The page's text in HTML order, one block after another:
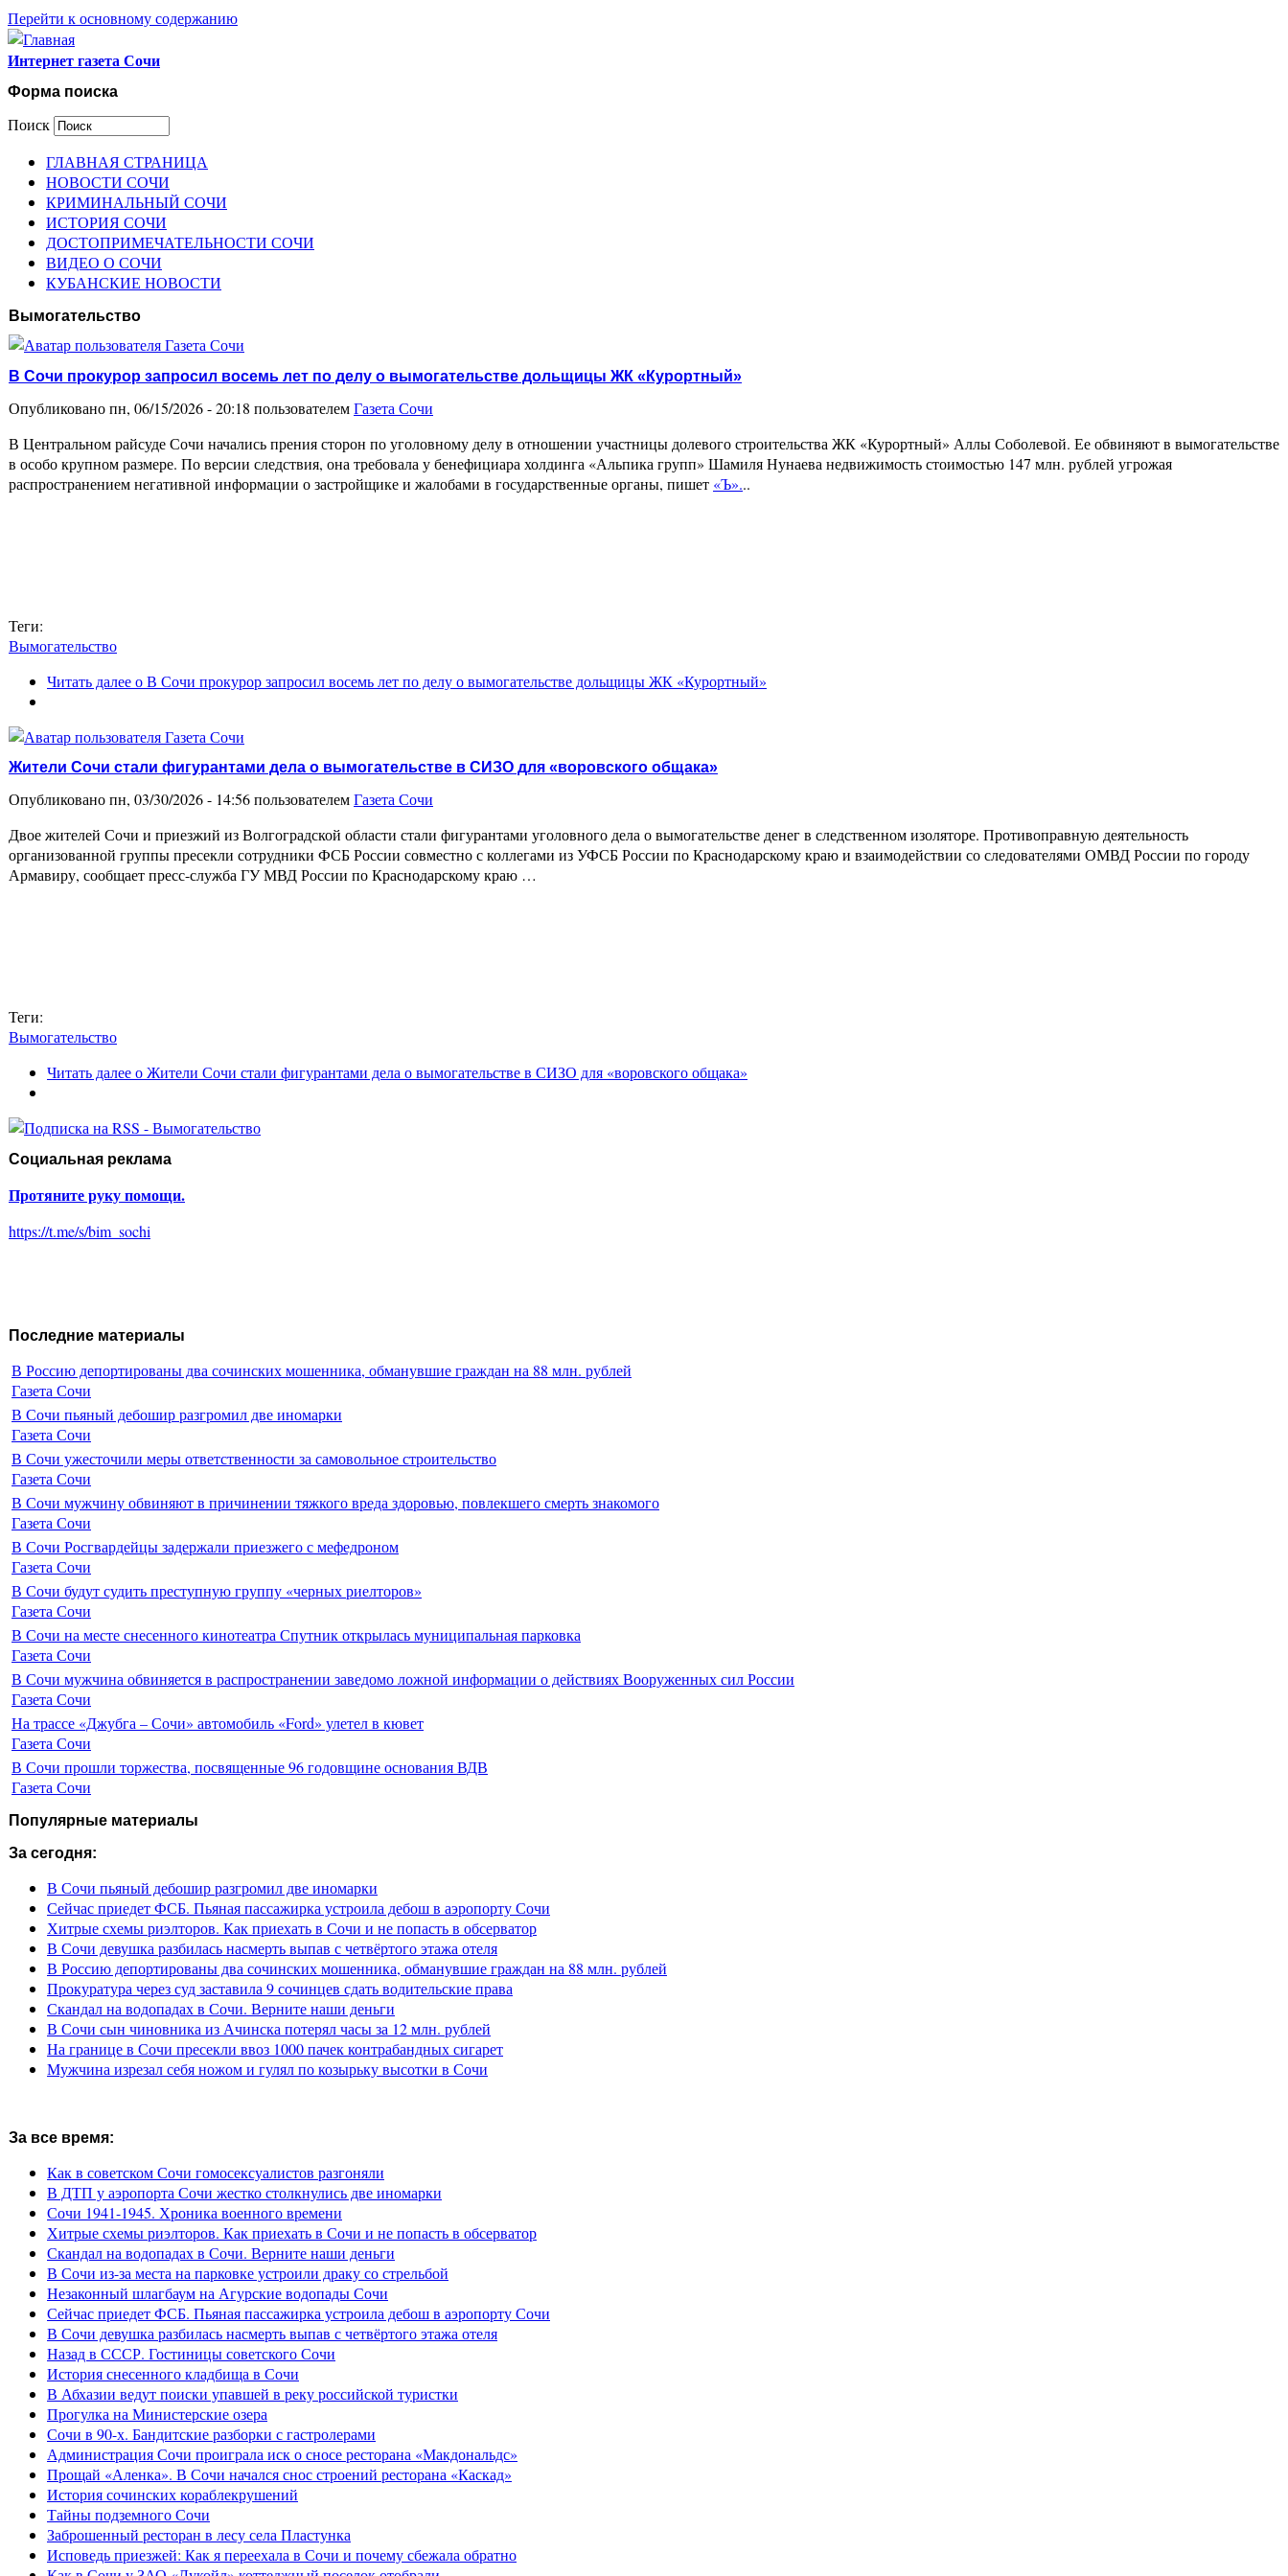
Перейти к основному содержанию
Интернет газета Сочи
Форма поиска
Поиск
ГЛАВНАЯ СТРАНИЦА
НОВОСТИ СОЧИ
КРИМИНАЛЬНЫЙ СОЧИ
ИСТОРИЯ СОЧИ
ДОСТОПРИМЕЧАТЕЛЬНОСТИ СОЧИ
ВИДЕО О СОЧИ
КУБАНСКИЕ НОВОСТИ
Вымогательство
В Сочи прокурор запросил восемь лет по делу о вымогательстве дольщицы ЖК «Курортный»
Опубликовано пн, 06/15/2026 - 20:18 пользователемГазета Сочи
В Центральном райсуде Сочи начались прения сторон по уголовному делу в отношении участницы долевого строительства ЖК «Курортный» Аллы Соболевой. Ее обвиняют в вымогательстве
в особо крупном размере. По версии следствия, она требовала у бенефициара холдинга «Альпика групп» Шамиля Нунаева недвижимость стоимостью 147 млн. рублей угрожая
распространением негативной информации о застройщике и жалобами в государственные органы, пишет «Ъ»...
Теги:
Вымогательство
Читать далеео В Сочи прокурор запросил восемь лет по делу о вымогательстве дольщицы ЖК «Курортный»
Жители Сочи стали фигурантами дела о вымогательстве в СИЗО для «воровского общака»
Опубликовано пн, 03/30/2026 - 14:56 пользователемГазета Сочи
Двое жителей Сочи и приезжий из Волгоградской области стали фигурантами уголовного дела о вымогательстве денег в следственном изоляторе. Противоправную деятельность
организованной группы пресекли сотрудники ФСБ России совместно с коллегами из УФСБ России по Краснодарскому краю и взаимодействии со следователями ОМВД России по городу
Армавиру, сообщает пресс-служба ГУ МВД России по Краснодарскому краю …
Теги:
Вымогательство
Читать далеео Жители Сочи стали фигурантами дела о вымогательстве в СИЗО для «воровского общака»
Социальная реклама
Протяните руку помощи.
https://t.me/s/bim_sochi
Последние материалы
В Россию депортированы два сочинских мошенника, обманувшие граждан на 88 млн. рублей
Газета Сочи
В Сочи пьяный дебошир разгромил две иномарки
Газета Сочи
В Сочи ужесточили меры ответственности за самовольное строительство
Газета Сочи
В Сочи мужчину обвиняют в причинении тяжкого вреда здоровью, повлекшего смерть знакомого
Газета Сочи
В Сочи Росгвардейцы задержали приезжего с мефедроном
Газета Сочи
В Сочи будут судить преступную группу «черных риелторов»
Газета Сочи
В Сочи на месте снесенного кинотеатра Спутник открылась муниципальная парковка
Газета Сочи
В Сочи мужчина обвиняется в распространении заведомо ложной информации о действиях Вооруженных сил России
Газета Сочи
На трассе «Джубга – Сочи» автомобиль «Ford» улетел в кювет
Газета Сочи
В Сочи прошли торжества, посвященные 96 годовщине основания ВДВ
Газета Сочи
Популярные материалы
За сегодня:
В Сочи пьяный дебошир разгромил две иномарки
Сейчас приедет ФСБ. Пьяная пассажирка устроила дебош в аэропорту Сочи
Хитрые схемы риэлторов. Как приехать в Сочи и не попасть в обсерватор
В Сочи девушка разбилась насмерть выпав с четвёртого этажа отеля
В Россию депортированы два сочинских мошенника, обманувшие граждан на 88 млн. рублей
Прокуратура через суд заставила 9 сочинцев сдать водительские права
Скандал на водопадах в Сочи. Верните наши деньги
В Сочи сын чиновника из Ачинска потерял часы за 12 млн. рублей
На границе в Сочи пресекли ввоз 1000 пачек контрабандных сигарет
Мужчина изрезал себя ножом и гулял по козырьку высотки в Сочи
За все время:
Как в советском Сочи гомосексуалистов разгоняли
В ДТП у аэропорта Сочи жестко столкнулись две иномарки
Сочи 1941-1945. Хроника военного времени
Хитрые схемы риэлторов. Как приехать в Сочи и не попасть в обсерватор
Скандал на водопадах в Сочи. Верните наши деньги
В Сочи из-за места на парковке устроили драку со стрельбой
Незаконный шлагбаум на Агурские водопады Сочи
Сейчас приедет ФСБ. Пьяная пассажирка устроила дебош в аэропорту Сочи
В Сочи девушка разбилась насмерть выпав с четвёртого этажа отеля
Назад в СССР. Гостиницы советского Сочи
История снесенного кладбища в Сочи
В Абхазии ведут поиски упавшей в реку российской туристки
Прогулка на Министерские озера
Сочи в 90-х. Бандитские разборки с гастролерами
Администрация Сочи проиграла иск о сносе ресторана «Макдональдс»
Прощай «Аленка». В Сочи начался снос строений ресторана «Каскад»
История сочинских кораблекрушений
Тайны подземного Сочи
Заброшенный ресторан в лесу села Пластунка
Исповедь приезжей: Как я переехала в Сочи и почему сбежала обратно